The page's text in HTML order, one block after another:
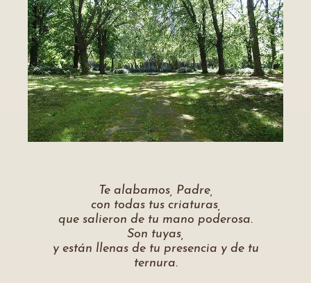
Te alabamos, Padre,
con todas tus criaturas,
que salieron de tu mano poderosa.
Son tuyas,
y están llenas de tu presencia y de tu
ternura.